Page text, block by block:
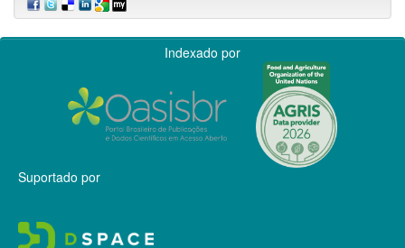
Indexado por
Suportado por